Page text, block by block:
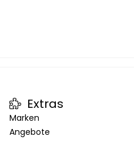
Extras
Marken
Angebote